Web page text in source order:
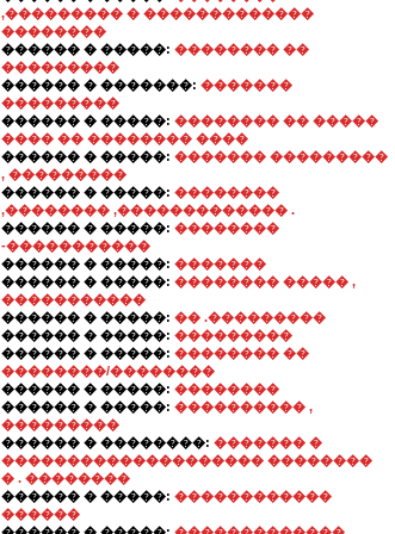
,��������� � �������������
��������
������ � �����: �������� ��
���������
������ � �������: �������
���������
������ � �����: �������� �� �����
���� �� �������� ����
������ � �����: ������� ���������
, ���������
������ � �����: ��������
,�������� ,������������� .
������ � �����: ��������
-�����������
������ � �����: �������
������ � �����: �������� ����� ,
�����������
������ � �����: �� .���������
������ � �����: ���������
������ � �����: �������� ��
��������/��������
������ � �����: ��������
������ � �����: ���������� ,
���������
������ � ��������: ������� �
�������������������� ��������
� . ��������
������ � �����: ������������
������